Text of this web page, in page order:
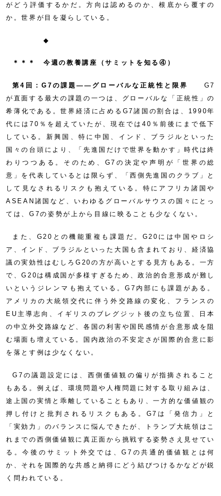
がどう評価するかだ。方向は認めるのか、根底から覆すの
か。世界が目を凝らしている。
◆
＊＊＊ 今週の教養講座（サミットを知る④）
第4回：G7の課題——グローバルな正統性と限界 G7
が直面する最大の課題の一つは、グローバルな「正統性」の
希薄化である。世界経済に占めるG7諸国の割合は、1990年
代には70％を超えていたが、現在では40％前後にまで低下
している。新興国、特に中国、インド、ブラジルといった
国々の台頭により、「先進国だけで世界を動かす」時代は終
わりつつある。そのため、G7の決定や声明が「世界の総
意」を代表しているとは限らず、「西側先進国のクラブ」と
して見なされるリスクも抱えている。特にアフリカ諸国や
ASEAN諸国など、いわゆるグローバルサウスの国々にとっ
ては、G7の姿勢が上から目線に映ることも少なくない。
また、G20との機能重複も課題だ。G20には中国やロシ
ア、インド、ブラジルといった大国も含まれており、経済協
議の実効性はむしろG20の方が高いとする見方もある。一方
で、G20は構成国が多様すぎるため、政治的合意形成が難し
いというジレンマも抱えている。G7内部にも課題がある。
アメリカの大統領交代に伴う外交路線の変化、フランスの
EU主導志向、イギリスのブレグジット後の立ち位置、日本
の中立外交路線など、各国の利害や国民感情が合意形成を阻
む場面も増えている。国内政治の不安定さが国際的合意に影
を落とす例は少なくない。
G7の議題設定には、西側価値観の偏りが指摘されること
もある。例えば、環境問題や人権問題に対する取り組みは、
途上国の実情と乖離していることもあり、一方的な価値観の
押し付けと批判されるリスクもある。G7は「発信力」と
「実効力」のバランスに悩んできたが、トランプ大統領はこ
れまでの西側価値観に真正面から挑戦する姿勢さえ見せてい
る。今後のサミット外交では、G7の共通的価値観とは何
か、それを国際的な共感と納得にどう結びつけるかなどが鋭
く問われている。